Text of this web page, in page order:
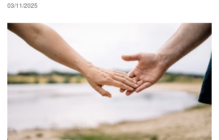
03/11/2025